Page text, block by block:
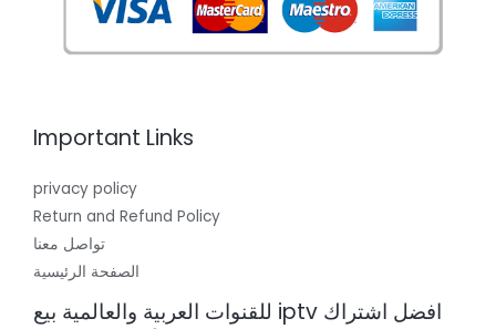
Important Links
privacy policy
Return and Refund Policy
تواصل معنا
الصفحة الرئيسية
افضل اشتراك iptv للقنوات العربية والعالمية بيع